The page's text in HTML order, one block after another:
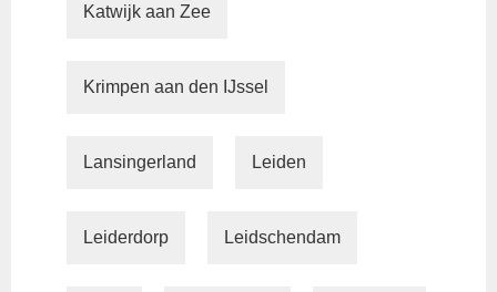
Katwijk aan Zee
Krimpen aan den IJssel
Lansingerland Leiden
Leiderdorp Leidschendam